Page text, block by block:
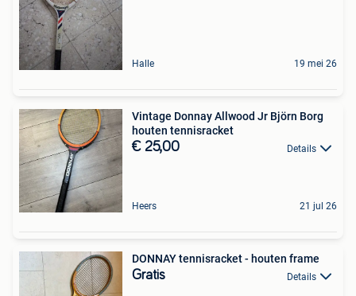
Halle 19 mei 26
Vintage Donnay Allwood Jr Björn Borg
houten tennisracket
€ 25,00 Details
Heers 21 jul 26
DONNAY tennisracket - houten frame
Gratis Details